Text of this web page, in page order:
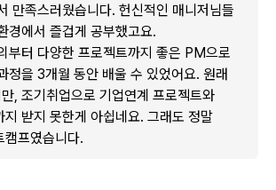
만족스러웠습니다. 헌신적인 매니저님들
경에서 즐겁게 공부했고요.
부터 다양한 프로젝트까지 좋은 PM으로
정을 3개월 동안 배울 수 있었어요. 원래
, 조기취업으로 기업연계 프로젝트와
지 받지 못한게 아쉽네요. 그래도 정말
캠프였습니다.